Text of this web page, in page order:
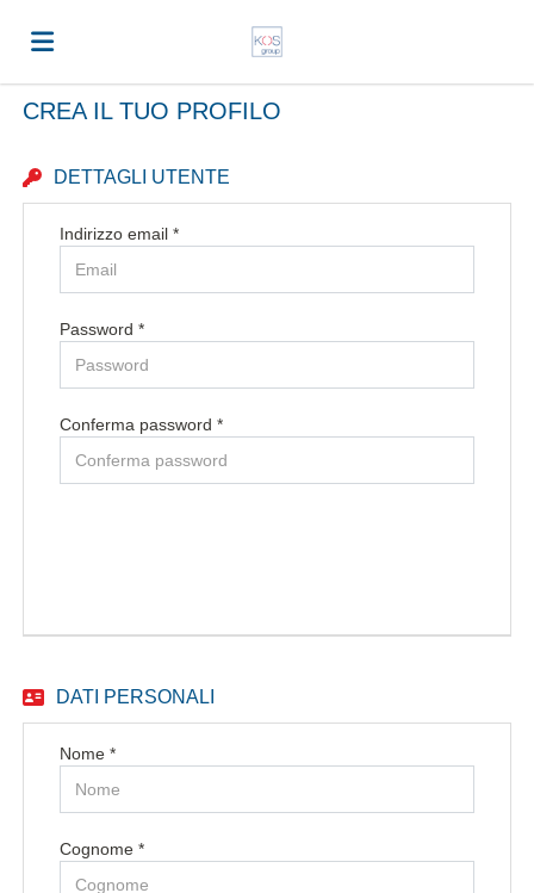
Home
Offerte
di
lavoro
Carica
il
CV
Login
Lingua
IT
DE
ES
CREA IL TUO PROFILO
DETTAGLI UTENTE
Indirizzo email *
Password *
Conferma password *
DATI PERSONALI
Nome *
Cognome *